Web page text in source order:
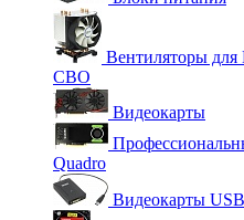
Вентиляторы
СВО
Видеокарты
Quadro
Видеокарты USB